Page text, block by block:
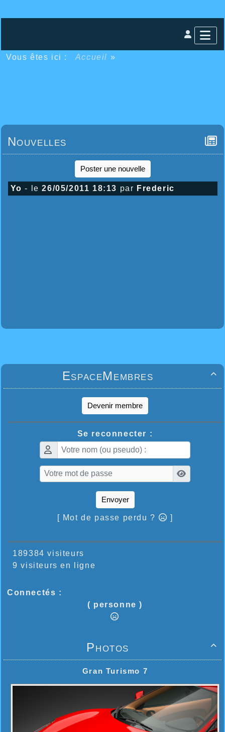
Vous êtes ici : Accueil »
Nouvelles
Poster une nouvelle
Yo - le26/05/2011 18:13 par Frederic

EspaceMembres
Devenir membre
Se reconnecter :
Envoyer
[ Mot de passe perdu ? ]
189384 visiteurs
9 visiteurs en ligne
Connectés :
( personne )

Photos
Gran Turismo 7